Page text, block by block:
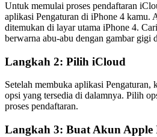
Untuk memulai proses pendaftaran
aplikasi Pengaturan di iPhone 4 kamu.
ditemukan di layar utama iPhone 4.
berwarna abu-abu dengan gambar gigi
Langkah 2: Pilih iCloud
Setelah membuka aplikasi Pengaturan,
opsi yang tersedia di dalamnya. Pilih
proses pendaftaran.
Langkah 3: Buat Akun Apple